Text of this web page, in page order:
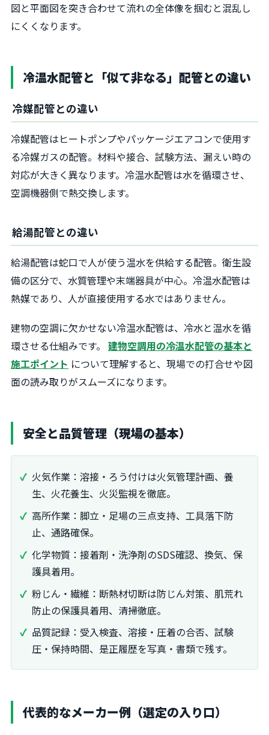
図と平面図を突き合わせて流れの全体像を掴むと混乱し
にくくなります。
冷温水配管と「似て非なる」配管との違い
冷媒配管との違い
冷媒配管はヒートポンプやパッケージエアコンで使用す
る冷媒ガスの配管。材料や接合、試験方法、漏えい時の
対応が大きく異なります。冷温水配管は水を循環させ、
空調機器側で熱交換します。
給湯配管との違い
給湯配管は蛇口で人が使う温水を供給する配管。衛生設
備の区分で、水質管理や末端器具が中心。冷温水配管は
熱媒であり、人が直接使用する水ではありません。
建物の空調に欠かせない冷温水配管は、冷水と温水を循
環させる仕組みです。 建物空調用の冷温水配管の基本と
施工ポイント について理解すると、現場での打合せや図
面の読み取りがスムーズになります。
安全と品質管理（現場の基本）
火気作業：溶接・ろう付けは火気管理計画、養
生、火花養生、火災監視を徹底。
高所作業：脚立・足場の三点支持、工具落下防
止、通路確保。
化学物質：接着剤・洗浄剤のSDS確認、換気、保
護具着用。
粉じん・繊維：断熱材切断は防じん対策、肌荒れ
防止の保護具着用、清掃徹底。
品質記録：受入検査、溶接・圧着の合否、試験
圧・保持時間、是正履歴を写真・書類で残す。
代表的なメーカー例（選定の入り口）